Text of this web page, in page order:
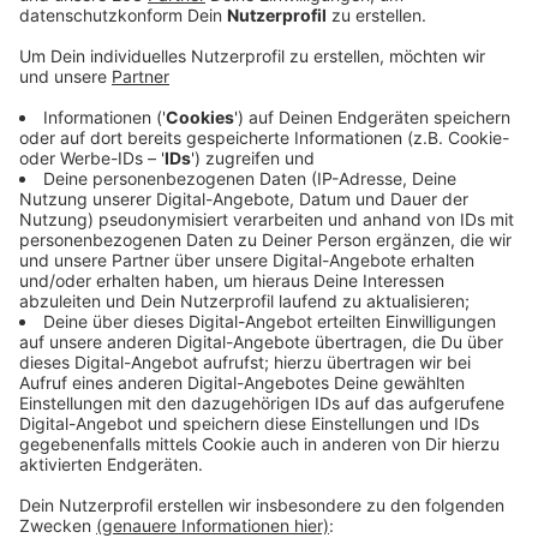
Wechsel an der Spitze der Kreispolizeibehörde
Siegen-Wittgenstein: Die rund 500 bei der Polizei im
Kreis beschäftigten Personen haben einen neuen
Chef. Ende April hat der leitende Polizeidirektor
Thomas Gutsfeld die Geschäfte übernommen. Er tritt
damit in die Fußstapfen von Wilfried Bergmann, der in
den Ruhestand verabschiedet wurde. Mehr als 20
Jahre war Bergmann in Führungspositionen der
hiesigen Polizei tätig. Auch ihm ist es zu verdanken,
dass viele Dienststellen in den letzten Jahren baulich
erneuert wurden. Der neue Chef Thomas Gutsfeld ist
60 Jahre alt und seit 43 Jahren Polizeibeamter. Er lebt
aktuell in Witten, nach Stationen in Bochum und Herne
war er zuletzt beim Polizeipräsidium Hagen als Leiter
der Direktion Gefahrenabwehr tätig.
Anzeige